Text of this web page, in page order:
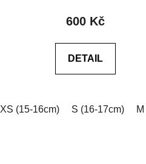
600 Kč
DETAIL
XS (15-16cm) S (16-17cm)